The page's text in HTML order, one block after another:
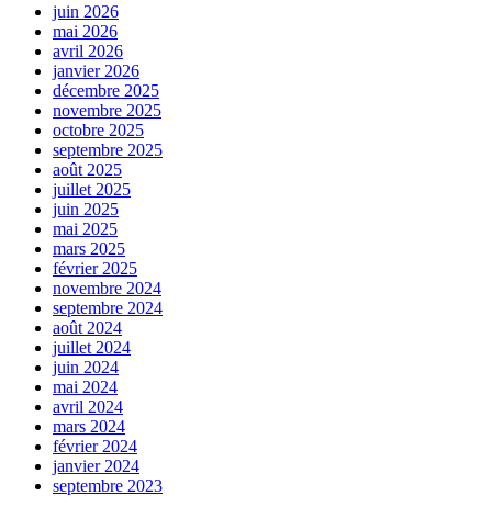
juin 2026
mai 2026
avril 2026
janvier 2026
décembre 2025
novembre 2025
octobre 2025
septembre 2025
août 2025
juillet 2025
juin 2025
mai 2025
mars 2025
février 2025
novembre 2024
septembre 2024
août 2024
juillet 2024
juin 2024
mai 2024
avril 2024
mars 2024
février 2024
janvier 2024
septembre 2023